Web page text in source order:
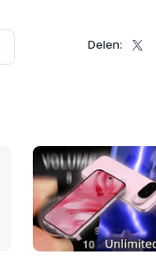
Delen: